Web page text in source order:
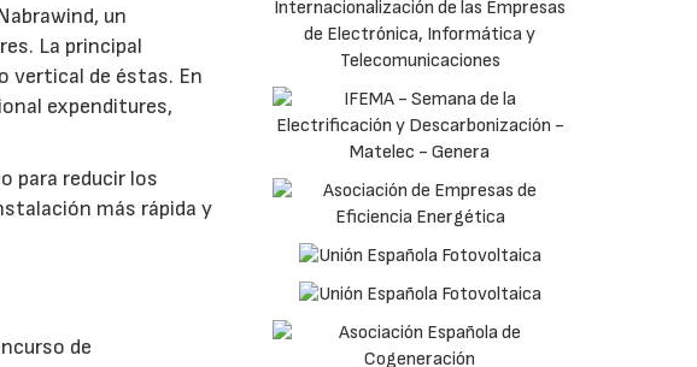
un
La principal
vertical de éstas. En
expenditures,
para reducir los
más rápida y
de